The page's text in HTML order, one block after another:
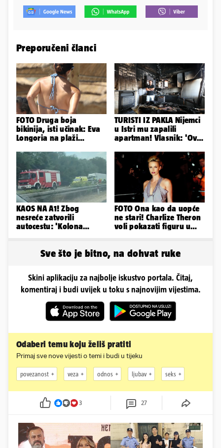
Preporučeni članci
FOTO Druga boja
bikinija, isti učinak: Eva
Longoria na plaži
obline
TURISTI IZ PAKLA Nijemci
u Istri mu zapalili
apartman! Vlasnik: 'Ovo
KAOS NA A1! Zbog
nesreće zatvorili
autocestu: 'Kolona
FOTO Ona kao da uopće
ne stari! Charlize Theron
voli pokazati figuru u
Sve što je bitno, na dohvat ruke
Skini aplikaciju za najbolje iskustvo portala. Čitaj,
komentiraj i budi uvijek u toku s najnovijim vijestima.
Odaberi temu koju želiš pratiti
Primaj sve nove vijesti o temi i budi u tijeku
povezanost veza odnos ljubav seks
3 27